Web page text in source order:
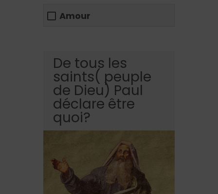
Amour
De tous les
saints( peuple
de Dieu) Paul
déclare être
quoi?